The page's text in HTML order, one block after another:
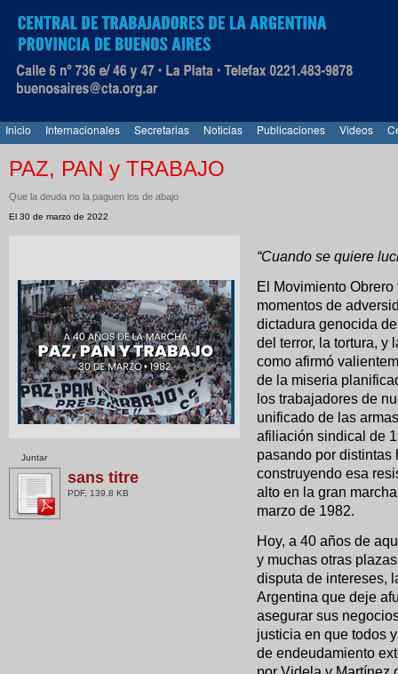
Inicio Internacionales Secretarias Noticias Publicaciones Videos
PAZ, PAN y TRABAJO
Que la deuda no la paguen los de abajo
El 30 de marzo de 2022
“Cuando se quiere
El Movimiento
momentos de
dictadura genocida
del terror, la tortura, y
como afirmó
de la miseria
los trabajadores de
unificado de las
afiliación sindical de
pasando por distintas
construyendo esa
alto en la gran
marzo de 1982.
Hoy, a 40 años de
y muchas otras
disputa de intereses,
Argentina que deje
asegurar sus
justicia en que todos
de endeudamiento
Juntar
sans titre
PDF, 139.8 KB